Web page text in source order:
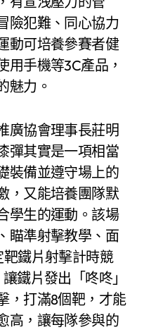
險犯難、同心協力
動可培養參賽者健
用手機等3C產品，
魅力。
廣協會理事長莊明
彈其實是一項相當
裝備並遵守場上的
，又能培養團隊默
學生的運動。該場
瞄準射擊教學、面
鐵片射擊計時競
鐵片發出「咚咚」
，打滿8個靶，才能
高，讓每隊參與的